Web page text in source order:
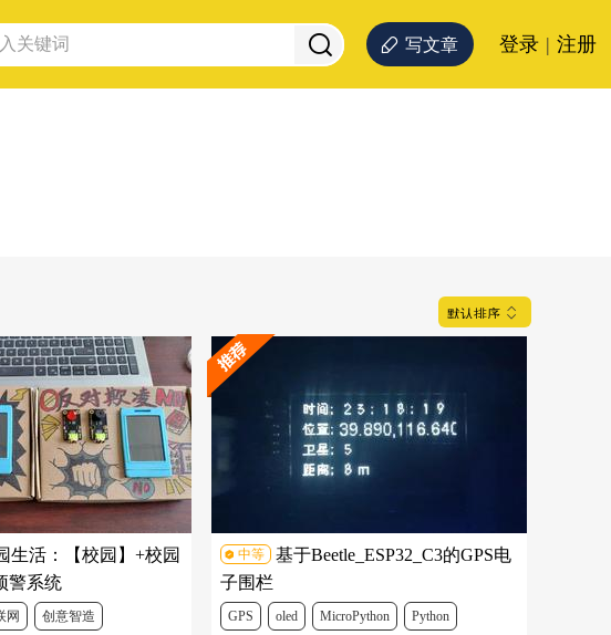
写文章 登录 | 注册
生活：【校园】+校园
警系统
网 创意智造
中等
基于Beetle_ESP32_C3的GPS电
子围栏
GPS oled MicroPython Python